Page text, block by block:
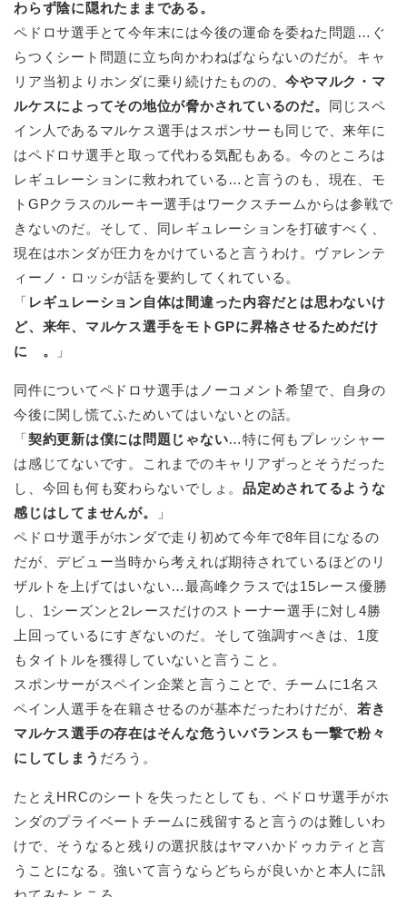
わらず陰に隠れたままである。
ペドロサ選手とて今年末には今後の運命を委ねた問題…ぐ
らつくシート問題に立ち向かわねばならないのだが。キャ
リア当初よりホンダに乗り続けたものの、今やマルク・マ
ルケスによってその地位が脅かされているのだ。 同じスペ
イン人であるマルケス選手はスポンサーも同じで、来年に
はペドロサ選手と取って代わる気配もある。今のところは
レギュレーションに救われている…と言うのも、現在、モ
トGPクラスのルーキー選手はワークスチームからは参戦で
きないのだ。そして、同レギュレーションを打破すべく、
現在はホンダが圧力をかけていると言うわけ。ヴァレンテ
ィーノ・ロッシが話を要約してくれている。
「 レギュレーション自体は間違った内容だとは思わないけ
ど、来年、マルケス選手をモトGPに昇格させるためだけ
に 。
」
同件についてペドロサ選手はノーコメント希望で、自身の
今後に関し慌てふためいてはいないとの話。
「契約更新は僕には問題じゃない…特に何もプレッシャー
は感じてないです。これまでのキャリアずっとそうだった
し、今回も何も変わらないでしょ。品定めされてるような
感じはしてませんが。
」
ペドロサ選手がホンダで走り初めて今年で8年目になるの
だが、デビュー当時から考えれば期待されているほどのリ
ザルトを上げてはいない…最高峰クラスでは15レース優勝
し、1シーズンと2レースだけのストーナー選手に対し4勝
上回っているにすぎないのだ。そして強調すべきは、1度
もタイトルを獲得していないと言うこと。
スポンサーがスペイン企業と言うことで、チームに1名ス
ペイン人選手を在籍させるのが基本だったわけだが、若き
マルケス選手の存在はそんな危ういバランスも一撃で粉々
にしてしまう だろう。
たとえHRCのシートを失ったとしても、ペドロサ選手がホ
ンダのプライベートチームに残留すると言うのは難しいわ
けで、そうなると残りの選択肢はヤマハかドゥカティと言
うことになる。強いて言うならどちらが良いかと本人に訊